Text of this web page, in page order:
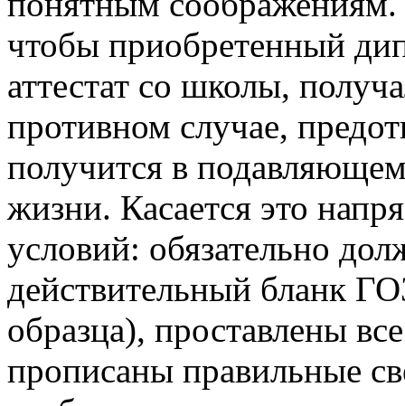
чтобы приобретенный
аттестат со школы,
противном случае,
получится в
жизни. Касается это
условий: обязательно
действительный бланк
образца), проставлены
прописаны правильные